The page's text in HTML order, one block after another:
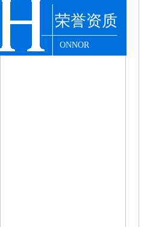
荣誉资质
ONNOR